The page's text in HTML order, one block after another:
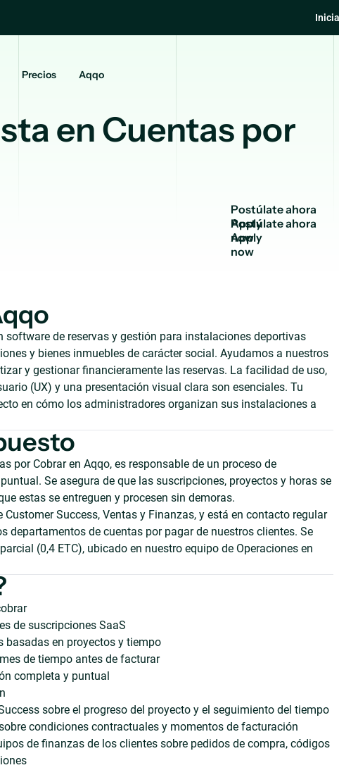
Precios Aqqo
en Cuentas por
Postúlateahora
Apply
now
software de reservas y gestión para instalaciones deportivas
y bienes inmuebles de carácter social. Ayudamos a nuestros
y gestionar financieramente las reservas. La facilidad de uso,
(UX) y una presentación visual clara son esenciales. Tu
en cómo los administradores organizan sus instalaciones a
por Cobrar en Aqqo, es responsable de un proceso de
Se asegura de que las suscripciones, proyectos y horas se
estas se entreguen y procesen sin demoras.
Success, Ventas y Finanzas, y está en contacto regular
departamentos de cuentas por pagar de nuestros clientes. Se
(0,4 ETC), ubicado en nuestro equipo de Operaciones en
de suscripciones SaaS
basadas en proyectos y tiempo
de tiempo antes de facturar
completa y puntual
sobre el progreso del proyecto y el seguimiento del tiempo
condiciones contractuales y momentos de facturación
de finanzas de los clientes sobre pedidos de compra, códigos